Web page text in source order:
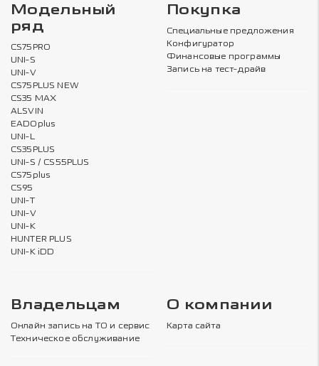
Модельный
ряд
CS75PRO
UNI-S
UNI-V
CS75PLUS NEW
CS35 MAX
ALSVIN
EADOplus
UNI-L
CS35PLUS
UNI-S / CS55PLUS
CS75plus
CS95
UNI-T
UNI-V
UNI-K
HUNTER PLUS
UNI-K iDD
Покупка
Специальные предложения
Конфигуратор
Финансовые программы
Запись на тест-драйв
Владельцам
Онлайн запись на ТО и сервис
Техническое обслуживание
О компании
Карта сайта